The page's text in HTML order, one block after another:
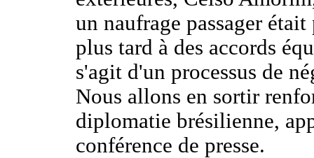
un naufrage passager
plus tard à des accords
s'agit d'un processus de
Nous allons en sortir
diplomatie brésilienne,
conférence de presse.